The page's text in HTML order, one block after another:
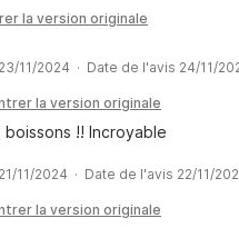
la version originale
11/2024 · Date de l'avis 24/11/
la version originale
!! Incroyable
11/2024 · Date de l'avis 22/11/
la version originale